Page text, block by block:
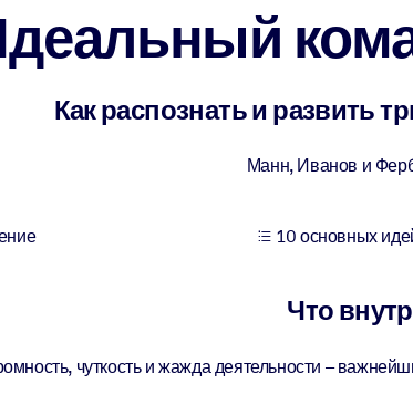
и готовыми к использованию бизнес-знаниями.
для улучшения результатов ваших ИИ-систем.
Как распознать и развить
Манн, Иванов и
10 основных
Что
чуткость и жажда деятельности –